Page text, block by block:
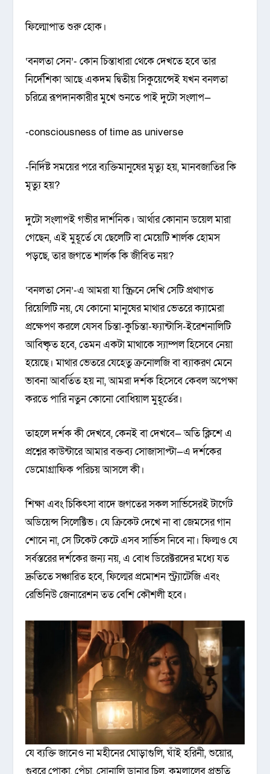
ফিল্মোপাত শুরু হোক।
‘বনলতা সেন’- কোন চিন্তাধারা থেকে দেখতে হবে তার
নির্দেশিকা আছে একদম দ্বিতীয় সিকুয়েন্সেই যখন বনলতা
চরিত্রে রূপদানকারীর মুখে শুনতে পাই দুটো সংলাপ—
-consciousness of time as universe
-নির্দিষ্ট সময়ের পরে ব্যক্তিমানুষের মৃত্যু হয়, মানবজাতির কি
মৃত্যু হয়?
দুটো সংলাপই গভীর দার্শনিক। আর্থার কোনান ডয়েল মারা
গেছেন, এই মুহূর্তে যে ছেলেটি বা মেয়েটি শার্লক হোমস
পড়ছে, তার জগতে শার্লক কি জীবিত নয়?
‘বনলতা সেন’-এ আমরা যা স্ক্রিনে দেখি সেটি প্রথাগত
রিয়েলিটি নয়, যে কোনো মানুষের মাথার ভেতরে ক্যামেরা
প্রক্ষেপণ করলে যেসব চিন্তা-কুচিন্তা-ফ্যান্টাসি-ইরেশনালিটি
আবিষ্কৃত হবে, তেমন একটা মাথাকে স্যাম্পল হিসেবে নেয়া
হয়েছে। মাথার ভেতরে যেহেতু ক্রনোলজি বা ব্যাকরণ মেনে
ভাবনা আবর্তিত হয় না, আমরা দর্শক হিসেবে কেবল অপেক্ষা
করতে পারি নতুন কোনো বোধিয়াল মুহূর্তের।
তাহলে দর্শক কী দেখবে, কেনই বা দেখবে— অতি ক্লিশে এ
প্রশ্নের কাউন্টারে আমার বক্তব্য সোজাসাপ্টা—এ দর্শকের
ডেমোগ্রাফিক পরিচয় আসলে কী।
শিক্ষা এবং চিকিৎসা বাদে জগতের সকল সার্ভিসেরই টার্গেট
অডিয়েন্স সিলেক্টিভ। যে ক্রিকেট দেখে না বা জেমসের গান
শোনে না, সে টিকেট কেটে এসব সার্ভিস নিবে না। ফিল্মও যে
সর্বস্তরের দর্শকের জন্য নয়, এ বোধ ডিরেক্টরদের মধ্যে যত
দ্রুতিতে সঞ্চারিত হবে, ফিল্মের প্রমোশন স্ট্র‍্যাটেজি এবং
রেভিনিউ জেনারেশন তত বেশি কৌশলী হবে।
যে ব্যক্তি জানেও না মহীনের ঘোড়াগুলি, ঘাঁই হরিনী, শুয়োর,
গুবরে পোকা, পেঁচা, সোনালি ডানার চিল, কমলালেবু প্রভৃতি